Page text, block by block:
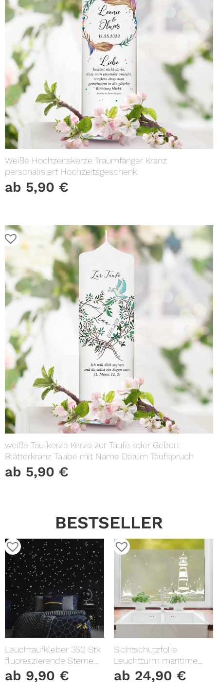
Weiße Hochzeitskerze Traumfänger Kranz
personalisiert Hochzeitsgeschenk
ab 5,90 €
weiße Taufkerze Kerze zur Taufe oder Geburt
Blätterkranz Taube mit Name Datum Taufspruch
ab 5,90 €
BESTSELLER
Leuchtaufkleber 350 Stk
fluoreszierende Sterne
und Punkte leuchten im
Dunklen Kinderzimmer
ab 9,90 €
Sichtschutzfolie
Leuchtturm maritime
Fensterfolie Fensterdeko
Milchglasfolie
ab 24,90 €